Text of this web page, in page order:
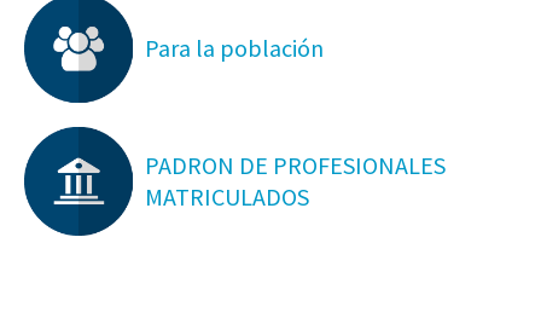
Para la población
PADRON DE PROFESIONALES
MATRICULADOS